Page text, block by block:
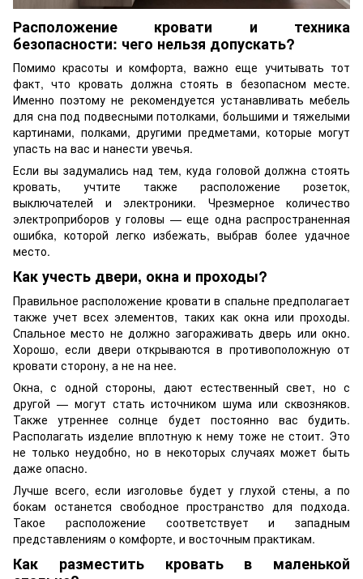
Расположение кровати и техника
безопасности: чего нельзя допускать?
Помимо красоты и комфорта, важно еще учитывать тот
факт, что кровать должна стоять в безопасном месте.
Именно поэтому не рекомендуется устанавливать мебель
для сна под подвесными потолками, большими и тяжелыми
картинами, полками, другими предметами, которые могут
упасть на вас и нанести увечья.
Если вы задумались над тем, куда головой должна стоять
кровать, учтите также расположение розеток,
выключателей и электроники. Чрезмерное количество
электроприборов у головы — еще одна распространенная
ошибка, которой легко избежать, выбрав более удачное
место.
Как учесть двери, окна и проходы?
Правильное расположение кровати в спальне предполагает
также учет всех элементов, таких как окна или проходы.
Спальное место не должно загораживать дверь или окно.
Хорошо, если двери открываются в противоположную от
кровати сторону, а не на нее.
Окна, с одной стороны, дают естественный свет, но с
другой — могут стать источником шума или сквозняков.
Также утреннее солнце будет постоянно вас будить.
Располагать изделие вплотную к нему тоже не стоит. Это
не только неудобно, но в некоторых случаях может быть
даже опасно.
Лучше всего, если изголовье будет у глухой стены, а по
бокам останется свободное пространство для подхода.
Такое расположение соответствует и западным
представлениям о комфорте, и восточным практикам.
Как разместить кровать в маленькой